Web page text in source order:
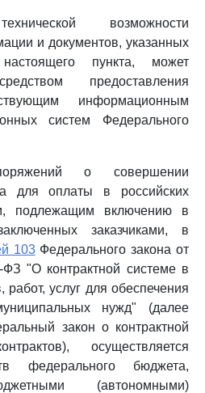
возможности
и документов, указанных
пункта, может
предоставления
информационным
систем Федерального
о совершении
для оплаты в российских
подлежащим включению в
заказчиками, в
103Федерального закона от
"О контрактной системе в
работ, услуг для обеспечения
нужд" (далее
закон о контрактной
осуществляется
федерального бюджета,
(автономными)